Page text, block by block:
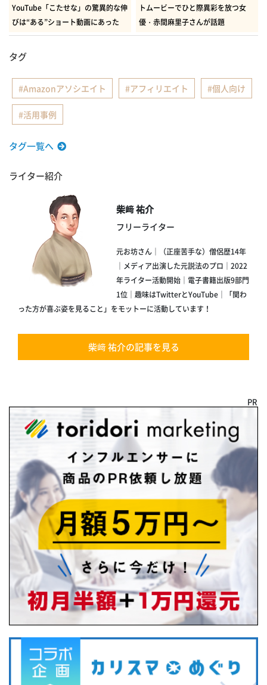
YouTube「こたせな」の驚異的な伸
びは“ある”ショート動画にあった
トムービーでひと際異彩を放つ女
優・赤間麻里子さんが話題
タグ
Amazonアソシエイト アフィリエイト 個人向け
活用事例
タグ一覧へ
ライター紹介
柴﨑 祐介
フリーライター
元お坊さん｜（正座苦手な）僧侶歴14年
｜メディア出演した元説法のプロ｜2022
年ライター活動開始｜電子書籍出版9部門
1位｜趣味はTwitterとYouTube｜「関わ
った方が喜ぶ姿を見ること」をモットーに活動しています！
柴﨑 祐介の記事を見る
PR